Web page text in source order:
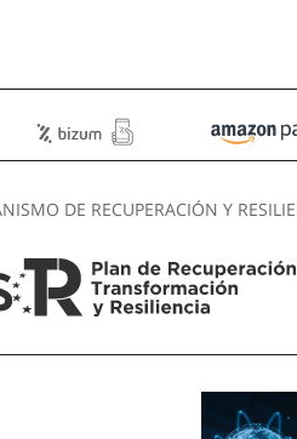
DE RECUPERACIÓN Y